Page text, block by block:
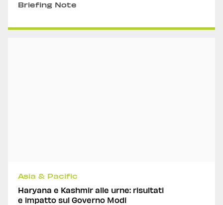
Briefing Note
Asia & Pacific
Haryana e Kashmir alle urne: risultati
e impatto sul Governo Modi